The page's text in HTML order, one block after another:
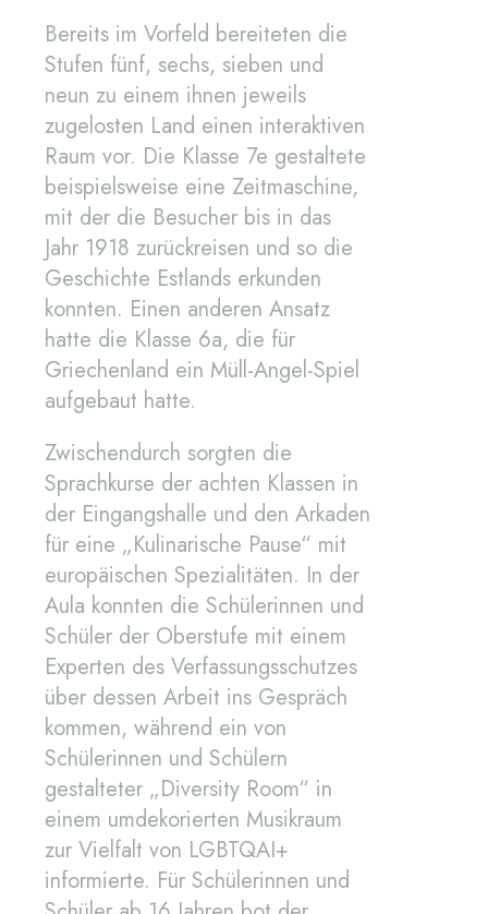
Bereits im Vorfeld bereiteten die
Stufen fünf, sechs, sieben und
neun zu einem ihnen jeweils
zugelosten Land einen interaktiven
Raum vor. Die Klasse 7e gestaltete
beispielsweise eine Zeitmaschine,
mit der die Besucher bis in das
Jahr 1918 zurückreisen und so die
Geschichte Estlands erkunden
konnten. Einen anderen Ansatz
hatte die Klasse 6a, die für
Griechenland ein Müll-Angel-Spiel
aufgebaut hatte.
Zwischendurch sorgten die
Sprachkurse der achten Klassen in
der Eingangshalle und den Arkaden
für eine „Kulinarische Pause“ mit
europäischen Spezialitäten. In der
Aula konnten die Schülerinnen und
Schüler der Oberstufe mit einem
Experten des Verfassungsschutzes
über dessen Arbeit ins Gespräch
kommen, während ein von
Schülerinnen und Schülern
gestalteter „Diversity Room“ in
einem umdekorierten Musikraum
zur Vielfalt von LGBTQAI+
informierte. Für Schülerinnen und